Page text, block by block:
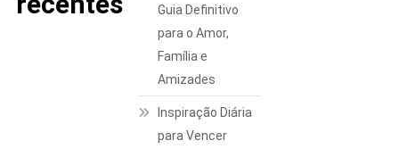
Guia Definitivo
para o Amor,
Família e
Amizades
Inspiração Diária
para Vencer